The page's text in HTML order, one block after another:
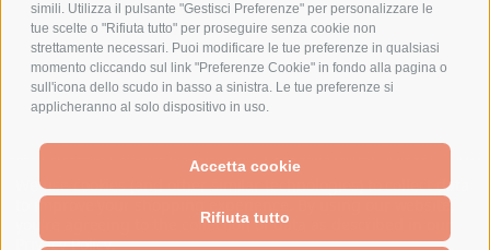
simili. Utilizza il pulsante "Gestisci Preferenze" per personalizzare le
tue scelte o "Rifiuta tutto" per proseguire senza cookie non
strettamente necessari. Puoi modificare le tue preferenze in qualsiasi
momento cliccando sul link "Preferenze Cookie" in fondo alla pagina o
sull'icona dello scudo in basso a sinistra. Le tue preferenze si
applicheranno al solo dispositivo in uso.
Accetta cookie
Rifiuta tutto
Bonifico
Bancario
SPESA ELETTRICA SOCIETA CONSORTILE A RESPONSABILITA LIMITATA - VIALE
MILANOFIORI, STRADA 4 - PALAZZO A5 20057, ASSAGO MILANO - PARTITA IVA
Powered byBigCommerce
We use cookies (and other similar technologies) to collect data
to improve your shopping experience.
By using our website,
you're agreeing to the collection of data as described in our
Privacy Policy.